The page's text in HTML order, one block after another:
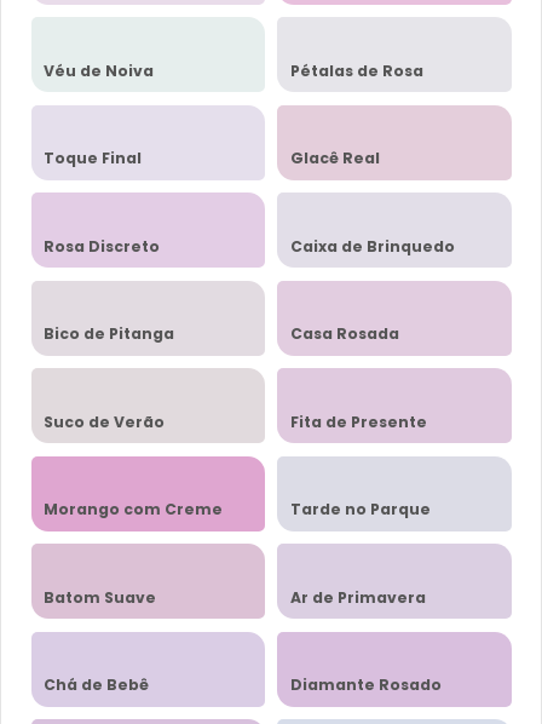
Véu de Noiva Pétalas de Rosa
Toque Final Glacê Real
Rosa Discreto Caixa de Brinquedo
Bico de Pitanga Casa Rosada
Suco de Verão Fita de Presente
Morango com Creme Tarde no Parque
Batom Suave Ar de Primavera
Chá de Bebê Diamante Rosado